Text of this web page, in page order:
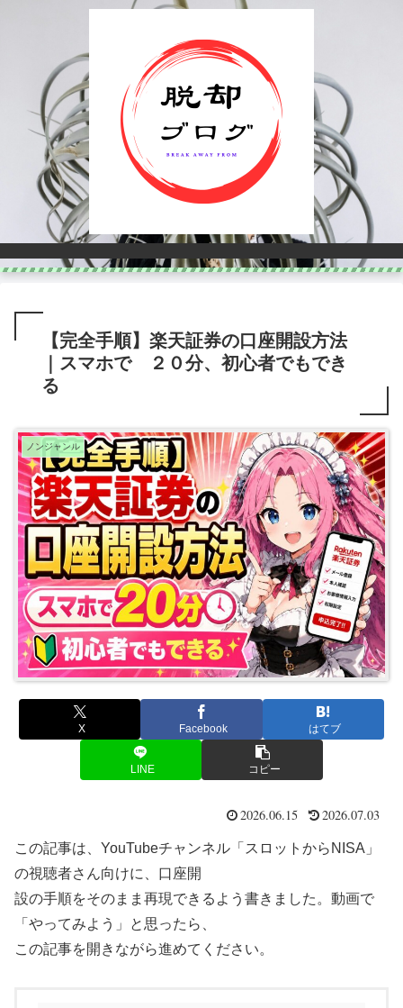
【完全手順】楽天証券の口座開設方法
｜スマホで ２０分、初心者でもでき
る
ノンジャンル
X Facebook はてブ
LINE コピー
2026.06.15 2026.07.03
この記事は、YouTubeチャンネル「スロットからNISA」
の視聴者さん向けに、口座開
設の手順をそのまま再現できるよう書きました。動画で
「やってみよう」と思ったら、
この記事を開きながら進めてください。